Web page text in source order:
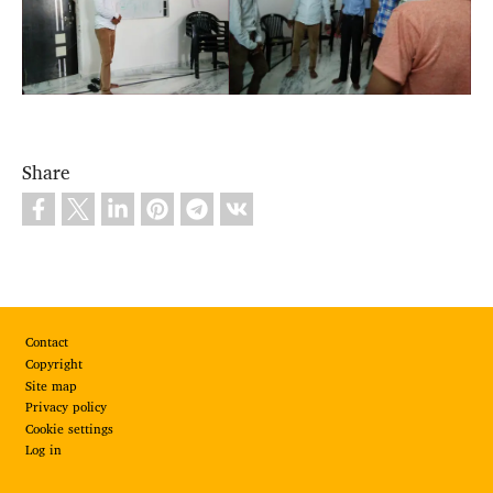
Share
Footer
Contact
Copyright
Site map
Privacy policy
Cookie settings
Log in